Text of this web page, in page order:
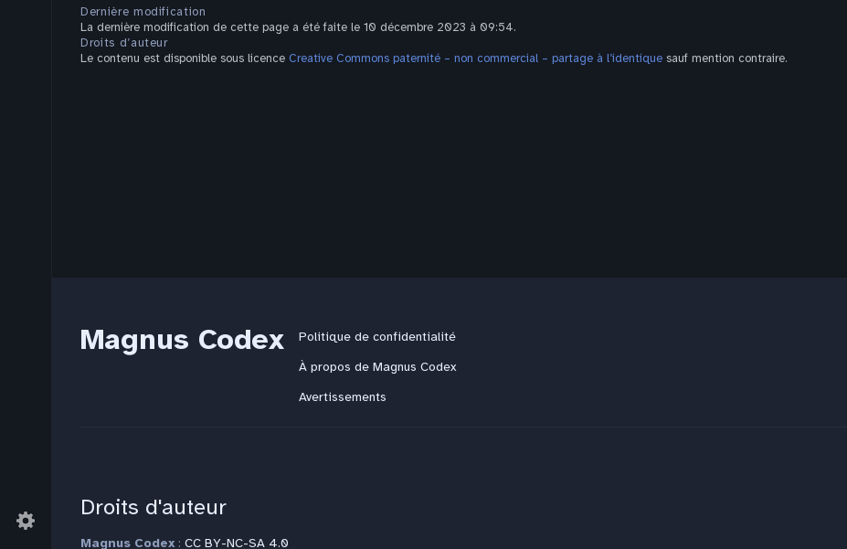
Dernière modification
La dernière modification de cette page a été faite le 10 décembre 2023 à 09:54.
Droits d’auteur
Le contenu est disponible sous licence Creative Commons paternité – non commercial – partage à l’identique sauf mention contraire.
Magnus Codex
Politique de confidentialité
À propos de Magnus Codex
Avertissements
Droits d'auteur
Magnus Codex : CC BY-NC-SA 4.0